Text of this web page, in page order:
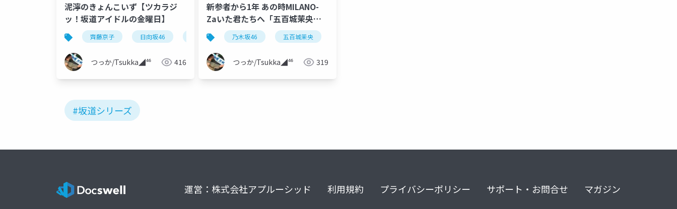
泥濘のきょんこいず【ツカラジ
ッ！坂道アイドルの金曜日】
齊藤京子 日向坂46 泥濘の食卓 アイドル 坂道アイドル
つっか/Tsukka◢⁴⁶ 416
新参者から1年 あの時MILANO-
Zaいた君たちへ「五百城茉央」
編
乃木坂46 五百城茉央
つっか/Tsukka◢⁴⁶ 319
#坂道シリーズ
運営：株式会社アプルーシッド 利用規約 プライバシーポリシー サポート・お問合せ マガジン